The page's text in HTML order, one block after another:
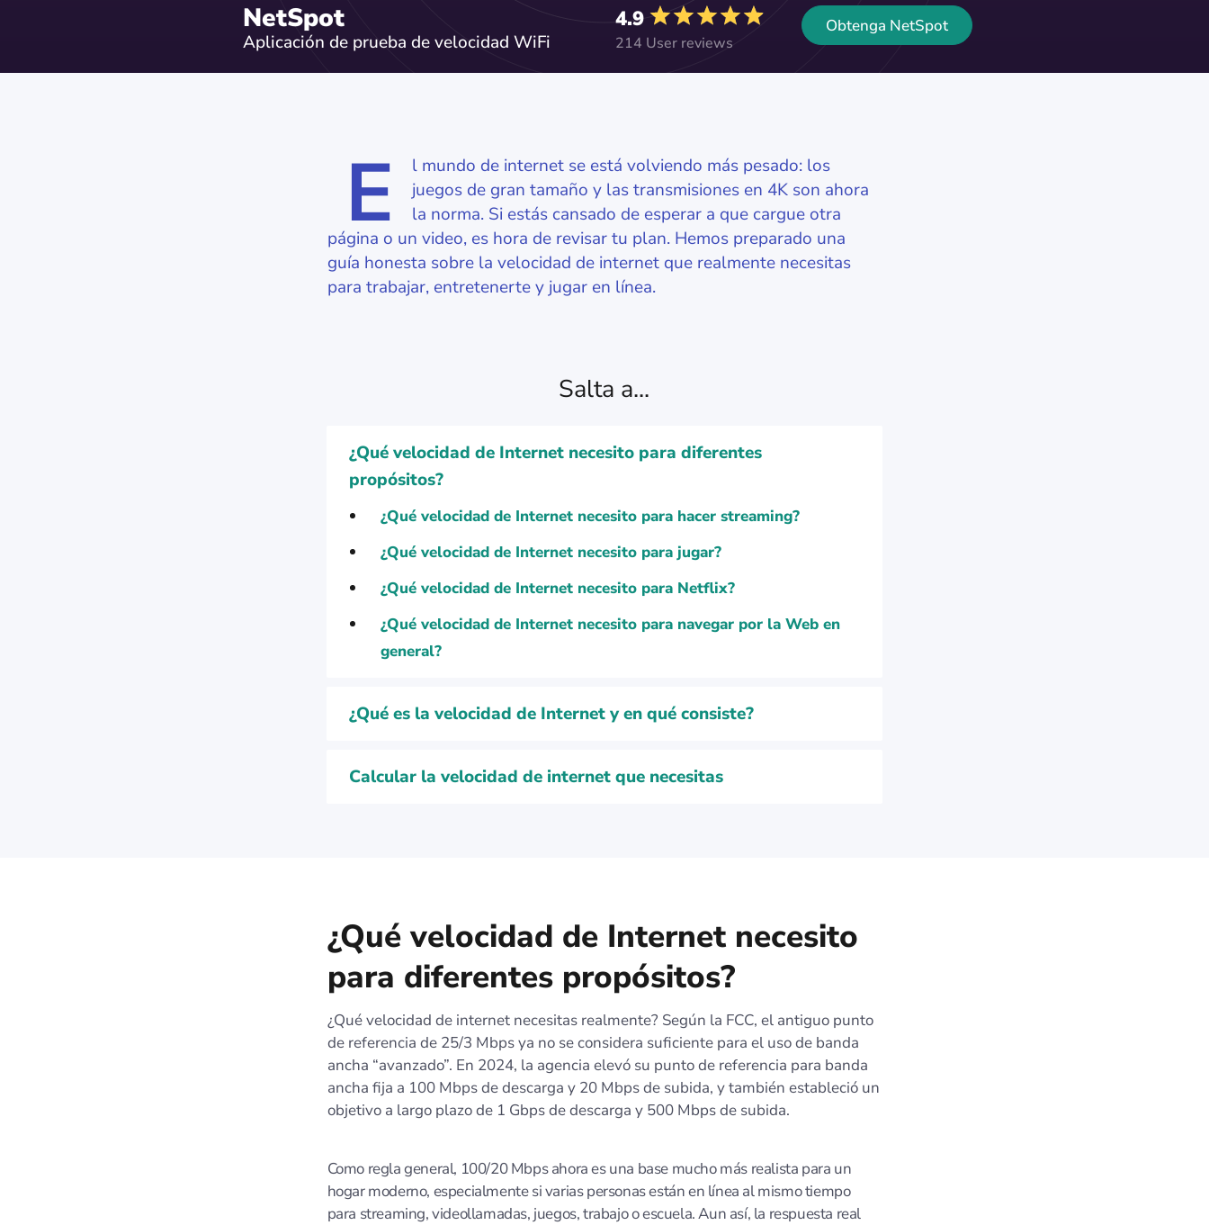
NetSpot
Aplicación de prueba de velocidad WiFi
4.9
214 User reviews
Obtenga NetSpot
E
l mundo de internet se está volviendo más pesado: los
juegos de gran tamaño y las transmisiones en 4K son ahora
la norma. Si estás cansado de esperar a que cargue otra
página o un video, es hora de revisar tu plan. Hemos preparado una
guía honesta sobre la velocidad de internet que realmente necesitas
para trabajar, entretenerte y jugar en línea.
Salta a...
¿Qué velocidad de Internet necesito para diferentes
propósitos?
¿Qué velocidad de Internet necesito para hacer streaming?
¿Qué velocidad de Internet necesito para jugar?
¿Qué velocidad de Internet necesito para Netflix?
¿Qué velocidad de Internet necesito para navegar por la Web en
general?
¿Qué es la velocidad de Internet y en qué consiste?
Calcular la velocidad de internet que necesitas
¿Qué velocidad de Internet necesito
para diferentes propósitos?
¿Qué velocidad de internet necesitas realmente? Según la FCC, el antiguo punto
de referencia de 25/3 Mbps ya no se considera suficiente para el uso de banda
ancha “avanzado”. En 2024, la agencia elevó su punto de referencia para banda
ancha fija a 100 Mbps de descarga y 20 Mbps de subida, y también estableció un
objetivo a largo plazo de 1 Gbps de descarga y 500 Mbps de subida.
Como regla general, 100/20 Mbps ahora es una base mucho más realista para un
hogar moderno, especialmente si varias personas están en línea al mismo tiempo
para streaming, videollamadas, juegos, trabajo o escuela. Aun así, la respuesta real